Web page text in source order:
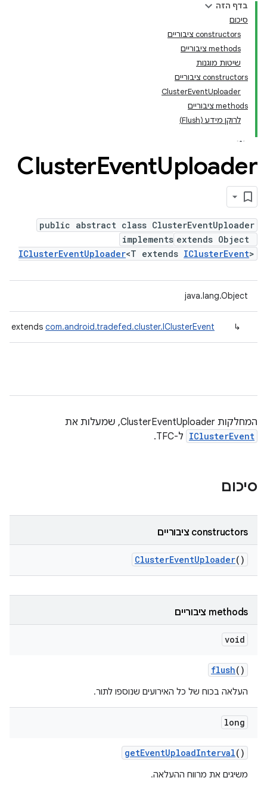
בדף הזה
סיכום
‫constructors ציבוריים
‫methods ציבוריים
שיטות מוגנות
‫constructors ציבוריים
ClusterEventUploader
‫methods ציבוריים
לרוקן מידע (Flush)
ClusterEventUploader
public abstract class ClusterEventUploader
extends Object
implements
IClusterEventUploader<T extends IClusterEvent>
java.lang.Object
↳
extends com.android.tradefed.cluster.IClusterEvent
המחלקות ClusterEventUploader, שמעלות את
IClusterEvent ל-TFC.
סיכום
‫constructors ציבוריים
ClusterEventUploader()
‫methods ציבוריים
void
flush()
העלאה בכוח של כל האירועים שנוספו לתור.
long
getEventUploadInterval()
משיגים את מרווח ההעלאה.